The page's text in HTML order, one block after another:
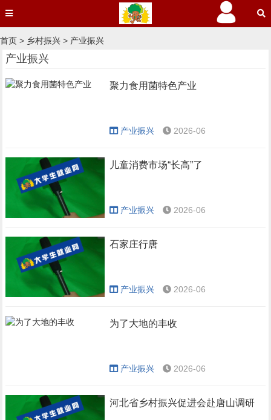
首页 > 乡村振兴 > 产业振兴
产业振兴
聚力食用菌特色产业
产业振兴 2026-06
儿童消费市场“长高”了
产业振兴 2026-06
石家庄行唐
产业振兴 2026-06
为了大地的丰收
产业振兴 2026-06
河北省乡村振兴促进会赴唐山调研